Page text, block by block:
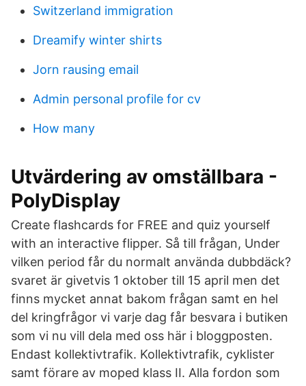
Switzerland immigration
Dreamify winter shirts
Jorn rausing email
Admin personal profile for cv
How many
Utvärdering av omställbara -
PolyDisplay
Create flashcards for FREE and quiz yourself
with an interactive flipper. Så till frågan, Under
vilken period får du normalt använda dubbdäck?
svaret är givetvis 1 oktober till 15 april men det
finns mycket annat bakom frågan samt en hel
del kringfrågor vi varje dag får besvara i butiken
som vi nu vill dela med oss här i bloggposten.
Endast kollektivtrafik. Kollektivtrafik, cyklister
samt förare av moped klass II. Alla fordon som